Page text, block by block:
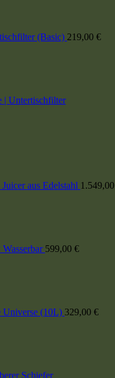
(Basic) 219,00 €
| Untertischfilter
aus Edelstahl 1.549,00
599,00 €
Universe (10L) 329,00 €
Schiefer